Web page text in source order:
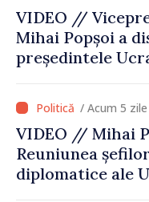
VIDEO //
Mihai Popșoi a
președintele
hidrologice din
râului Nistru și
comune în
energie
/ Acum 5 zile
VIDEO // Mihai
Reuniunea
diplomatice ale